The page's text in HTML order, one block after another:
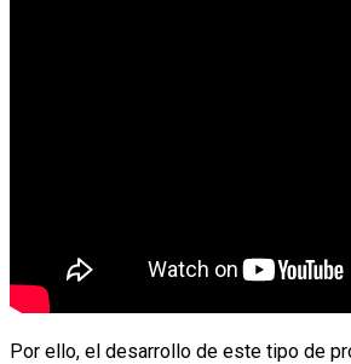
Por ello, el desarrollo de este tipo de